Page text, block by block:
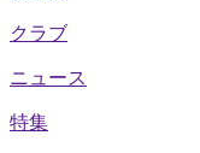
クラブ
ニュース
特集